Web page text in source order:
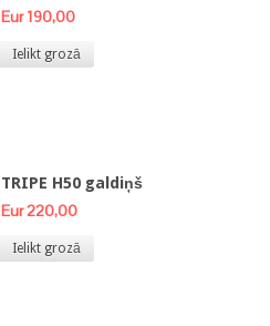
Eur 190,00
Ielikt grozā
TRIPE H50 galdiņš
Eur 220,00
Ielikt grozā